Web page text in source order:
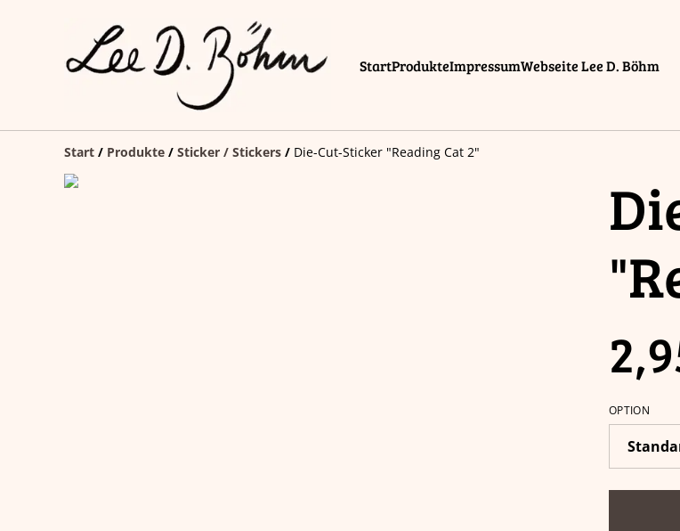
StartProdukteImpressumWebseite Lee D. Böhm
Start / Produkte / Sticker / Stickers / Die-Cut-Sticker "Reading Cat 2"
OPTION